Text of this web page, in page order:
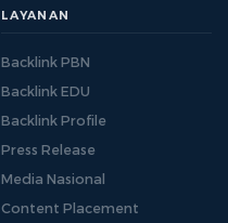
LAYANAN
Backlink PBN
Backlink EDU
Backlink Profile
Press Release
Media Nasional
Content Placement